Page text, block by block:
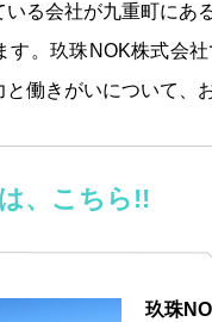
いる会社が九重町にあ
す。玖珠NOK株式会
働きがいについて、
、こちら!!
玖珠